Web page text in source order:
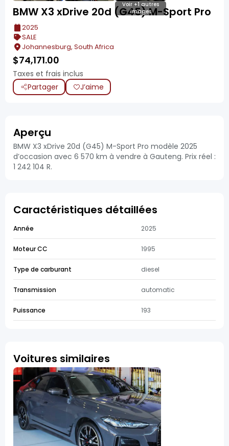
Voir +1 autres
images
BMW X3 xDrive 20d (G45) M-Sport Pro
2025
SALE
Johannesburg, South Africa
$74,171.00
Taxes et frais inclus
Partager
J’aime
Aperçu
BMW X3 xDrive 20d (G45) M-Sport Pro modèle 2025
d’occasion avec 6 570 km à vendre à Gauteng. Prix réel :
1 242 104 R.
Caractéristiques détaillées
Année 2025
Moteur CC 1995
Type de carburant diesel
Transmission automatic
Puissance 193
Voitures similaires